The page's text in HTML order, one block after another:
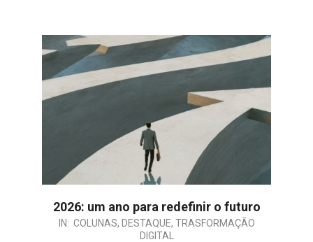
2026: um ano para redefinir o futuro
IN: COLUNAS, DESTAQUE, TRASFORMAÇÃO
DIGITAL